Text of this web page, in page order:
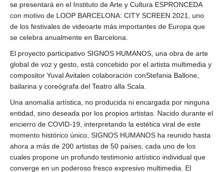
se presentará en el Instituto de Arte y Cultura ESPRONCEDA
con motivo de LOOP BARCELONA: CITY SCREEN 2021, uno
de los festivales de videoarte más importantes de Europa que
se celebra anualmente en Barcelona.
El proyecto participativo SIGNOS HUMANOS, una obra de arte
global de voz y gesto, está concebido por el artista multimedia y
compositor Yuval Avitalen colaboración conStefania Ballone,
bailarina y coreógrafa del Teatro alla Scala.
Una anomalía artística, no producida ni encargada por ninguna
entidad, sino deseada por los propios artistas. Nacido durante el
encierro de COVID-19, interpretando la estética viral de este
momento histórico único, SIGNOS HUMANOS ha reunido hasta
ahora a más de 200 artistas de 50 países, cada uno de los
cuales propone un profundo testimonio artístico individual que
converge en un poderoso fresco expresivo multimedia. El